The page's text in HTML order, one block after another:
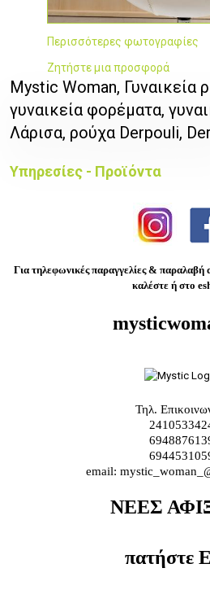
Περισσότερες φωτογραφίες
Ζητήστε μια προσφορά
Mystic Woman, Γυναικεία
γυναικεία φορέματα,
Λάρισα, ρούχα Derpouli,
Υπηρεσίες - Προϊόντα
Για τηλεφωνικές παραγγελίες &
καλέστε ή στο
Τηλ.
email:
ΝΕΕΣ
πατήστε